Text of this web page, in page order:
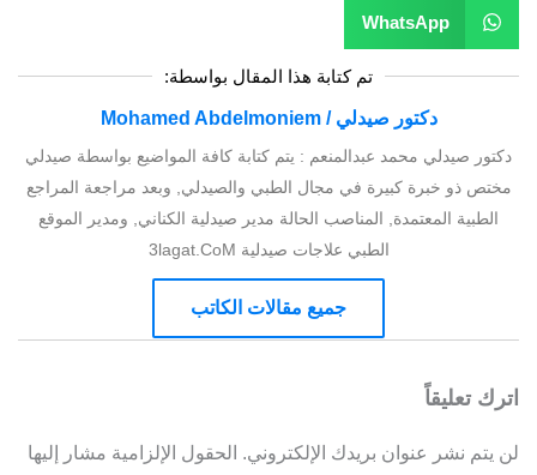
WhatsApp
تم كتابة هذا المقال بواسطة:
دكتور صيدلي / Mohamed Abdelmoniem
دكتور صيدلي محمد عبدالمنعم : يتم كتابة كافة المواضيع بواسطة صيدلي
مختص ذو خبرة كبيرة في مجال الطبي والصيدلي, وبعد مراجعة المراجع
الطبية المعتمدة, المناصب الحالة مدير صيدلية الكناني, ومدير الموقع
الطبي علاجات صيدلية 3lagat.CoM
جميع مقالات الكاتب
اترك تعليقاً
لن يتم نشر عنوان بريدك الإلكتروني. الحقول الإلزامية مشار إليها